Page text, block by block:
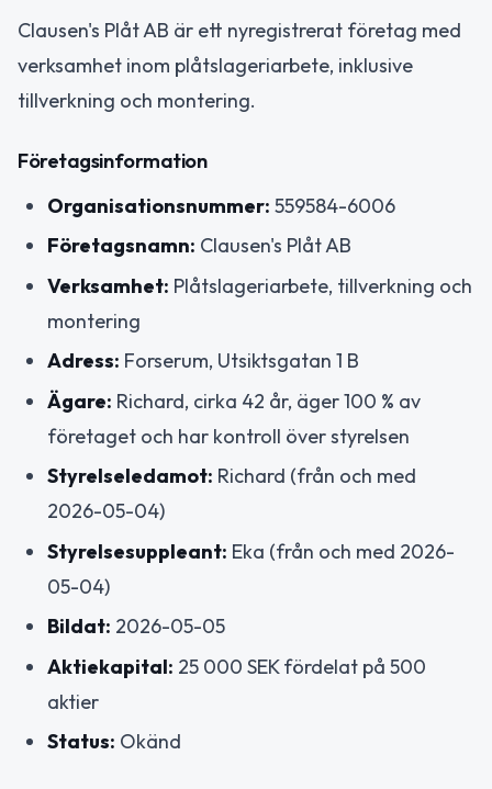
Clausen's Plåt AB är ett nyregistrerat företag med
verksamhet inom plåtslageriarbete, inklusive
tillverkning och montering.
Företagsinformation
Organisationsnummer: 559584-6006
Företagsnamn: Clausen's Plåt AB
Verksamhet: Plåtslageriarbete, tillverkning och
montering
Adress: Forserum, Utsiktsgatan 1 B
Ägare: Richard, cirka 42 år, äger 100 % av
företaget och har kontroll över styrelsen
Styrelseledamot: Richard (från och med
2026-05-04)
Styrelsesuppleant: Eka (från och med 2026-
05-04)
Bildat: 2026-05-05
Aktiekapital: 25 000 SEK fördelat på 500
aktier
Status: Okänd